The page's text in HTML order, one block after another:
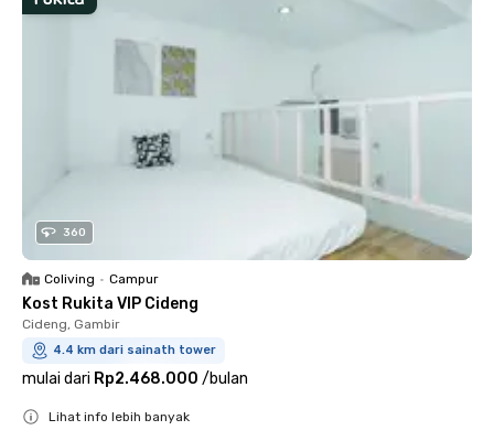
360
Coliving • Campur
Kost Rukita VIP Cideng
Cideng, Gambir
4.4 km dari sainath tower
mulai dari Rp2.468.000 /bulan
Lihat info lebih banyak